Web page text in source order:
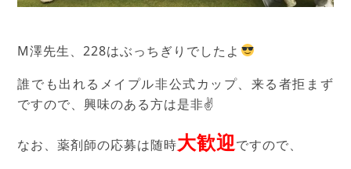
M澤先生、228はぶっちぎりでしたよ
誰でも出れるメイプル非公式カップ、来る者拒まず
ですので、興味のある方は是非✌️
なお、薬剤師の応募は随時大歓迎ですので、